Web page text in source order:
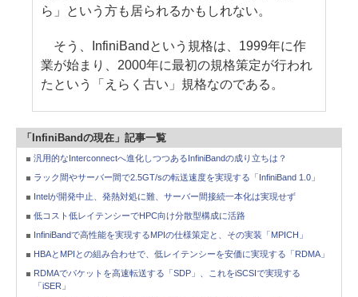
ら」という方も居られるかもしれない。
そう、InfiniBandという規格は、1999年に作
業が始まり、2000年に最初の規格策定が行われ
たという「えらく古い」規格なのである。
「InfiniBandの現在」記事一覧
汎用的なInterconnectへ進化しつつあるInfiniBandの成り立ちは？
ラック間やサーバー間で2.5GT/sの転送速度を実現する「InfiniBand 1.0」
Intelが開発中止、発熱対処に難、サーバー間接続一本化は実現せず
低コスト低レイテンシーでHPC向け分散型構成に活路
InfiniBandで高性能を実現するMPIの仕様策定と、その実装「MPICH」
HBAとMPIとの組み合わせで、低レイテンシーを安価に実現する「RDMA」
RDMAでパケットを高速転送する「SDP」、これをiSCSIで実現する
「iSER」